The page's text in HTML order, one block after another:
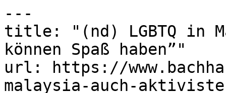
---
title: "(nd) LGBTQ in
können Spaß haben”"
url: https://
malaysia-auch-